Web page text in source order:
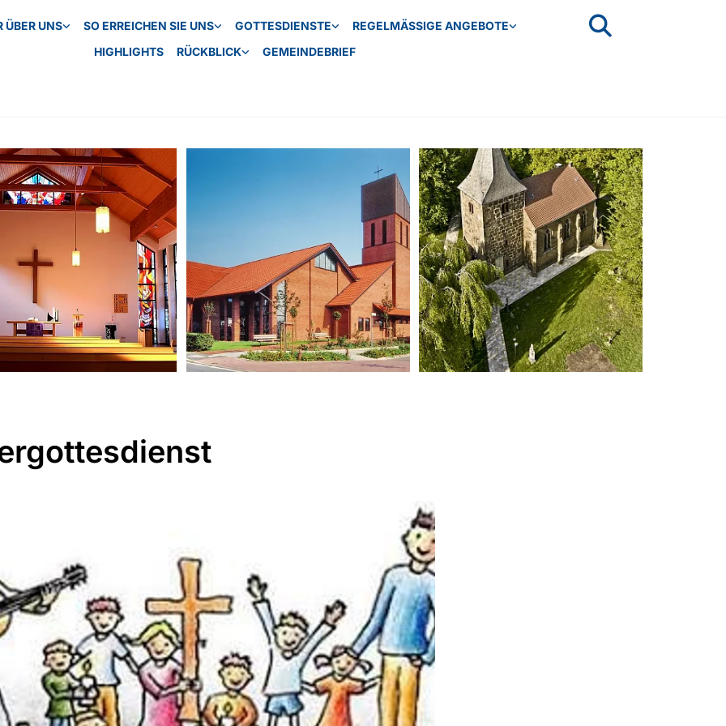
ÜBER UNS SO ERREICHEN SIE UNS GOTTESDIENSTE
REGELMÄSSIGE ANGEBOTE
HIGHLIGHTS
RÜCKBLICK GEMEINDEBRIEF